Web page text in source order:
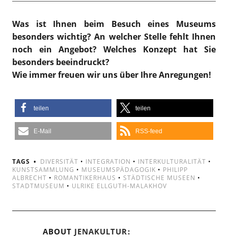
Was ist Ihnen beim Besuch eines Museums
besonders wichtig? An welcher Stelle fehlt Ihnen
noch ein Angebot? Welches Konzept hat Sie
besonders beeindruckt?
Wie immer freuen wir uns über Ihre Anregungen!
teilen teilen
E-Mail RSS-feed
TAGS DIVERSITÄT • INTEGRATION • INTERKULTURALITÄT •
KUNSTSAMMLUNG • MUSEUMSPÄDAGOGIK • PHILIPP
ALBRECHT • ROMANTIKERHAUS • STÄDTISCHE MUSEEN •
STADTMUSEUM • ULRIKE ELLGUTH-MALAKHOV
ABOUT JENAKULTUR